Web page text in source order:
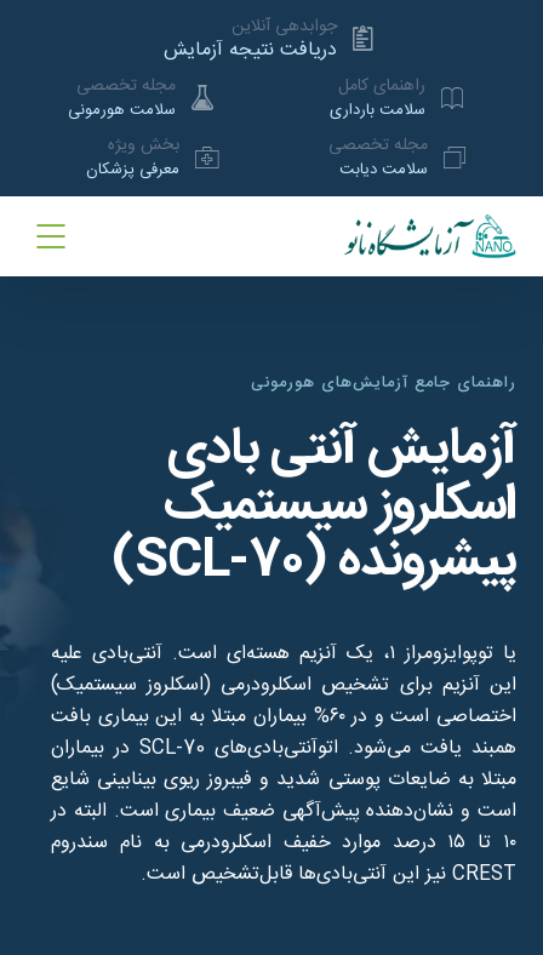
جوابدهی آنلاین
دریافت نتیجه آزمایش
راهنمای کامل
سلامت بارداری
مجله تخصصی
سلامت هورمونی
مجله تخصصی
سلامت دیابت
بخش ویژه
معرفی پزشکان
راهنمای جامع آزمایش‌های هورمونی
آزمایش آنتی بادی
اسکلروز سیستمیک
پیشرونده (SCL-70)
یا توپوایزومراز ۱، یک آنزیم هسته‌ای است. آنتی‌بادی علیه
این آنزیم برای تشخیص اسکلرودرمی (اسکلروز سیستمیک)
اختصاصی است و در ۶۰% بیماران مبتلا به این بیماری بافت
همبند یافت می‌شود. اتوآنتی‌بادی‌های SCL-70 در بیماران
مبتلا به ضایعات پوستی شدید و فیبروز ریوی بینابینی شایع
است و نشان‌دهنده پیش‌آگهی ضعیف بیماری است. البته در
۱۰ تا ۱۵ درصد موارد خفیف اسکلرودرمی به نام سندروم
CREST نیز این آنتی‌بادی‌ها قابل‌تشخیص است.